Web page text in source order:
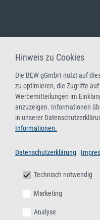
Hinweis zu Cookies
Die BEW gGmbH nutzt auf
zu optimieren, die Zugriffe
Werbemitteilungen im
anzuzeigen. Informationen
in unserer
Informationen.
Datenschutzerklärung
Technisch notwendig
Marketing
Analyse